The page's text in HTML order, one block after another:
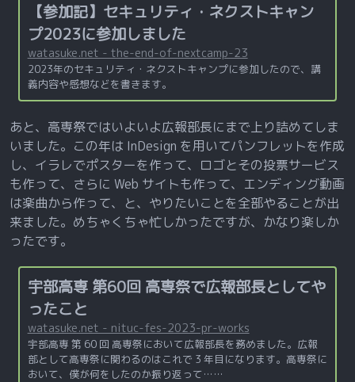
【参加記】セキュリティ・ネクストキャン
プ2023に参加しました
watasuke.net - the-end-of-nextcamp-23
2023年のセキュリティ・ネクストキャンプに参加したので、講
義内容や感想などを書きます。
あと、高専祭ではいよいよ広報部長にまで上り詰めてしま
いました。この年は InDesign を用いてパンフレットを作成
し、イラレでポスターを作って、ロゴとその投票サービス
も作って、さらに Web サイトも作って、エンディング動画
は楽曲から作って、と、やりたいことを全部やることが出
来ました。めちゃくちゃ忙しかったですが、かなり楽しか
ったです。
宇部高専 第60回 高専祭で広報部長としてや
ったこと
watasuke.net - nituc-fes-2023-pr-works
宇部高専 第 60 回 高専祭において広報部長を務めました。広報
部として高専祭に関わるのはこれで 3 年目になります。高専祭に
おいて、僕が何をしたのか振り返って……